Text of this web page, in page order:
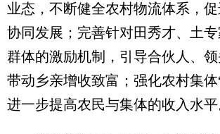
业态，不断健全农村物流体系，
协同发展；完善针对田秀才、土
群体的激励机制，引导合伙人、
带动乡亲增收致富；强化农村集体
进一步提高农民与集体的收入水平